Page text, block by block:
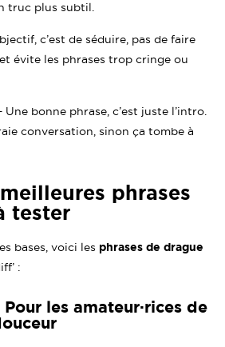
truc plus subtil.
c’est de séduire, pas de faire
évite les phrases trop cringe ou
Une bonne phrase, c’est juste l’intro.
conversation, sinon ça tombe à
phrases
tester
bases, voici les phrases de drague
:
Pour les amateur·rices de